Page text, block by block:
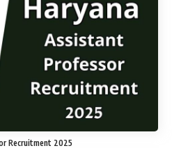
Recruitment 2025